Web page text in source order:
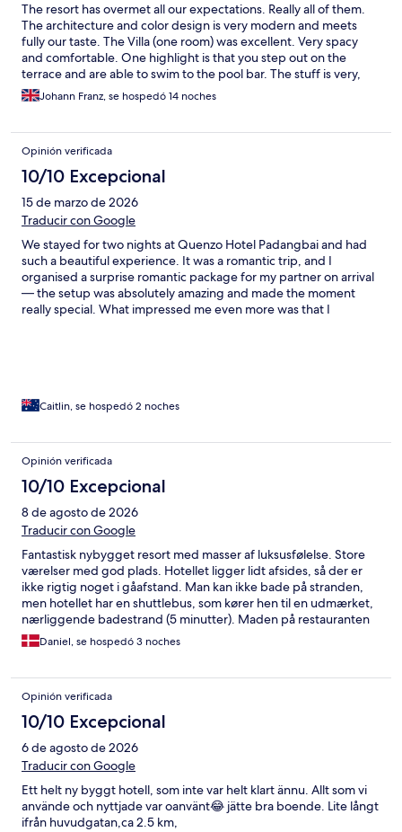
The resort has overmet all our expectations. Really all of them.
The architecture and color design is very modern and meets
fully our taste. The Villa (one room) was excellent. Very spacy
and comfortable. One highlight is that you step out on the
terrace and are able to swim to the pool bar. The stuff is very,
very friendly, always smiling, always at hand when needed. They
are acting immediately when needed. The breakfast was
aere so many selections, that it never gets bored. The basis is a
bowl of fresh cut fruits, a basked with bakery stuff, toast and
bred and butter and marmelade. We mostly relaxed and ate
more than necessary, I mean it in a good way. The restaurant
and bar is open, but under the roof, you always feel as having a
meal at the ocean, which is really, really southing. Overall the
paradise. We would recommend this place to anybody who
wants to have relaxed and luxury times at the ocean.
Johann Franz, se hospedó 14 noches
Opinión verificada
10/10 Excepcional
15 de marzo de 2026
Traducir con Google
We stayed for two nights at Quenzo Hotel Padangbai and had
such a beautiful experience. It was a romantic trip, and I
organised a surprise romantic package for my partner on arrival
— the setup was absolutely amazing and made the moment
really special. What impressed me even more was that I
helpful, and welcoming throughout our stay, and they made us
with Darma, who treated us like family. He took us to the Gates
of Heaven, a honeybee farm where we tried kopi luwak (the
famous “poo coffee”), and an incredible lookout. It was such a
memorable day and made the trip even more special. We
and perfect for a romantic getaway. The food was delicious, and
we loved relaxing by the pool bar as well. Overall it was an
amazing stay and we will definitely be back. Highly recommend!
Caitlin, se hospedó 2 noches
Opinión verificada
10/10 Excepcional
8 de agosto de 2026
Traducir con Google
Fantastisk nybygget resort med masser af luksusfølelse. Store
værelser med god plads. Hotellet ligger lidt afsides, så der er
ikke rigtig noget i gåafstand. Man kan ikke bade på stranden,
men hotellet har en shuttlebus, som kører hen til en udmærket,
nærliggende badestrand (5 minutter). Maden på restauranten
er virkelig lækker.
Daniel, se hospedó 3 noches
Opinión verificada
10/10 Excepcional
6 de agosto de 2026
Traducir con Google
Ett helt ny byggt hotell, som inte var helt klart ännu. Allt som vi
använde och nyttjade var oanvänt😂 jätte bra boende. Lite långt
ifrån huvudgatan,ca 2.5 km,